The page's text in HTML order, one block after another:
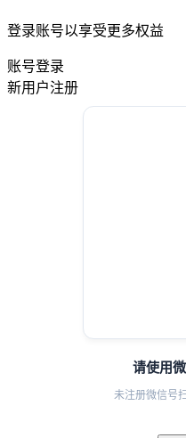
登录账号以享受更多权益
账号登录
新用户注册
请使用
未注册微信号